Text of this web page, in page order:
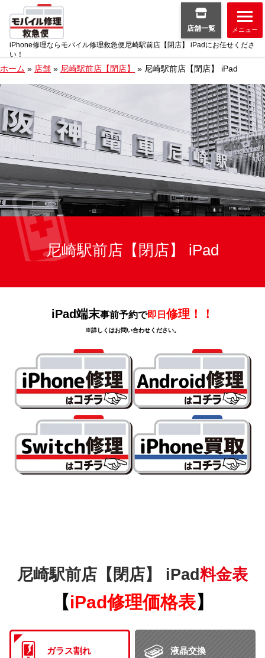
iPhone修理ならモバイル修理救急便尼崎駅前店【閉店】 iPadにお任せくださ
い！
店舗一覧 メニュー
ホーム » 店舗 » 尼崎駅前店【閉店】 » 尼崎駅前店【閉店】 iPad
尼崎駅前店【閉店】 iPad
iPad端末事前予約で即日修理！！
※詳しくはお問い合わせください。
尼崎駅前店【閉店】 iPad 料金表
【iPad修理価格表】
ガラス割れ 液晶交換